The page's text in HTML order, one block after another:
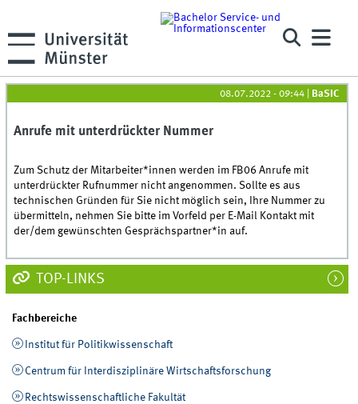
08.07.2022 - 09:44 BaSIC
Anrufe mit unterdrückter Nummer
Zum Schutz der Mitarbeiter*innen werden im FB06 Anrufe mit
unterdrückter Rufnummer nicht angenommen. Sollte es aus
technischen Gründen für Sie nicht möglich sein, Ihre Nummer zu
übermitteln, nehmen Sie bitte im Vorfeld per E-Mail Kontakt mit
der/dem gewünschten Gesprächspartner*in auf.
TOP-LINKS
Fachbereiche
Institut für Politikwissenschaft
Centrum für Interdisziplinäre Wirtschaftsforschung
Rechtswissenschaftliche Fakultät